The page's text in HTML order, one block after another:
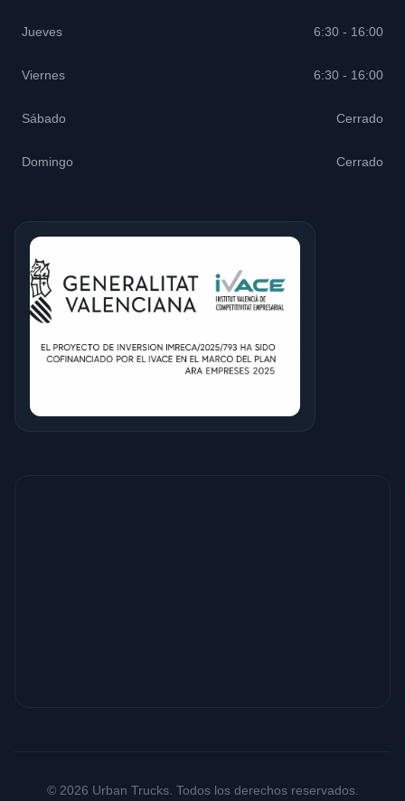
Jueves 6:30 - 16:00
Viernes 6:30 - 16:00
Sábado Cerrado
Domingo Cerrado
© 2026 Urban Trucks. Todos los derechos reservados.